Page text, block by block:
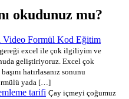
okudunuz mu?
Video Formül Kod Eğitim
excel ile çok ilgiliyim ve
geliştiriyoruz. Excel çok
hatırlasanız sonunu
yada […]
tarifi Çay içmeyi çoğumuz